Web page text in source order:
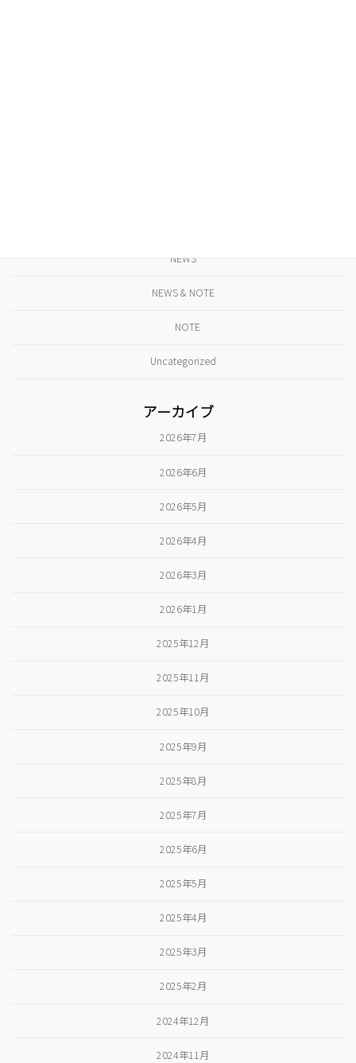
NEWS
NEWS & NOTE
NOTE
Uncategorized
アーカイブ
2026年7月
2026年6月
2026年5月
2026年4月
2026年3月
2026年1月
2025年12月
2025年11月
2025年10月
2025年9月
2025年8月
2025年7月
2025年6月
2025年5月
2025年4月
2025年3月
2025年2月
2024年12月
2024年11月